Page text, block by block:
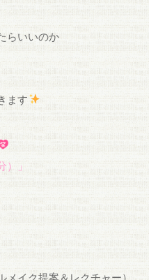
らいいのか
ます
）」
イク提案＆レクチャー）